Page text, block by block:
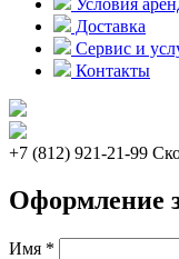
Условия
Доставка
Сервис и
Контакты
+7 (812) 921-21-99
Оформление
Имя *